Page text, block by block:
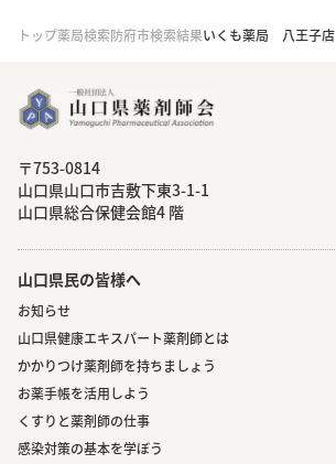
トップ薬局検索防府市検索結果いくも薬局 八王子店
〒753-0814
⼭⼝県⼭⼝市吉敷下東3-1-1
⼭⼝県総合保健会館4 階
山口県民の皆様へ
お知らせ
山口県健康エキスパート薬剤師とは
かかりつけ薬剤師を持ちましょう
お薬手帳を活用しよう
くすりと薬剤師の仕事
感染対策の基本を学ぼう